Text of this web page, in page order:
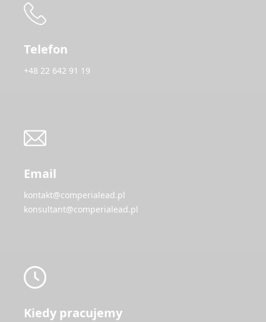
Telefon
+48 22 642 91 19
Email
kontakt@comperialead.pl
konsultant@comperialead.pl
Kiedy pracujemy